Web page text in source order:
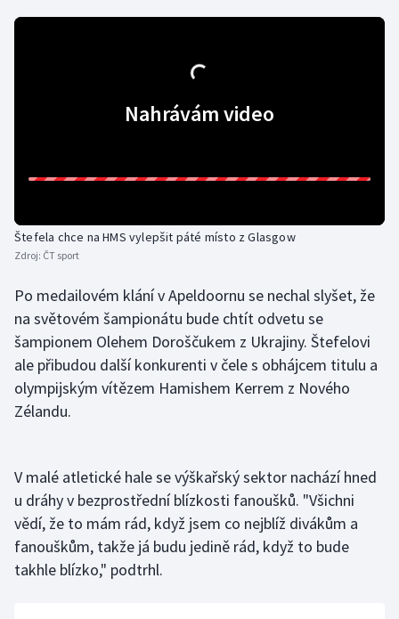
Lyže a snowboard
Olympijské hry
Parasport
Plavání
Plážový volejbal
Ragby
Rychlostní kanoistika
Short track
Nahrávám video
Štefela chce na HMS vylepšit páté místo z Glasgow
Zdroj: ČT sport
Po medailovém klání v Apeldoornu se nechal slyšet, že
na světovém šampionátu bude chtít odvetu se
šampionem Olehem Doroščukem z Ukrajiny. Štefelovi
ale přibudou další konkurenti v čele s obhájcem titulu a
olympijským vítězem Hamishem Kerrem z Nového
Zélandu.
V malé atletické hale se výškařský sektor nachází hned
u dráhy v bezprostřední blízkosti fanoušků. "Všichni
vědí, že to mám rád, když jsem co nejblíž divákům a
fanouškům, takže já budu jedině rád, když to bude
takhle blízko," podtrhl.